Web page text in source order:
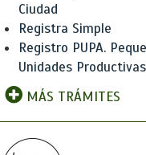
Ciudad
Registra Simple
Registro PUPA.
Unidades Productivas
MÁS TRÁMITES